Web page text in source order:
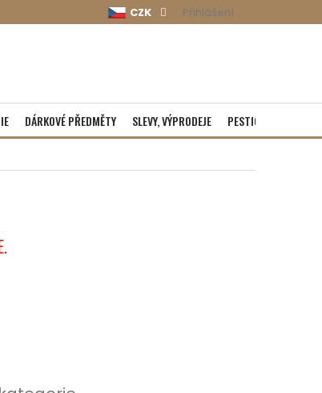
CZK Přihlášení
DÁRKOVÉ PŘEDMĚTY SLEVY, VÝPRODEJE PESTICIDY